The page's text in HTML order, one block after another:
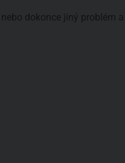
dokonce jiný problém